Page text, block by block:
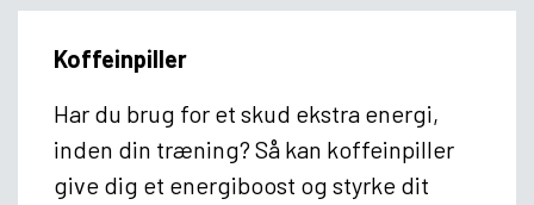
Koffeinpiller
Har du brug for et skud ekstra energi,
inden din træning? Så kan koffeinpiller
give dig et energiboost og styrke dit